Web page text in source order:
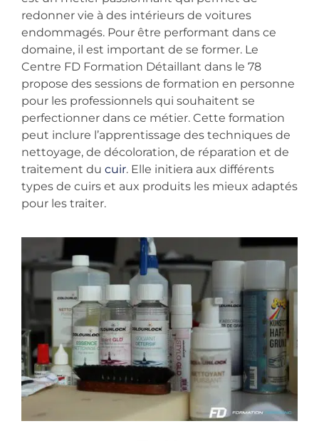
redonner vie à des intérieurs de voitures
endommagés. Pour être performant dans ce
domaine, il est important de se former. Le
Centre FD Formation Détaillant dans le 78
propose des sessions de formation en personne
pour les professionnels qui souhaitent se
perfectionner dans ce métier. Cette formation
peut inclure l’apprentissage des techniques de
nettoyage, de décoloration, de réparation et de
traitement du cuir. Elle initiera aux différents
types de cuirs et aux produits les mieux adaptés
pour les traiter.